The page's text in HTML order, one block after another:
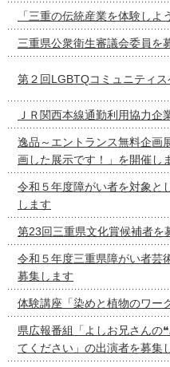
「三重の伝統産業を体験し
三重県公衆衛生審議会委員を
第２回LGBTQコミュニティ
ＪＲ関西本線通勤利用協力
逸品～エントランス無料企
画した展示です！」を開催し
令和５年度障がい者を対象と
します
第23回三重県文化賞候補者を
令和５年度三重県障がい者芸
募集します
体験講座「染めと植物のワー
県広報番組「よしお兄さんの
てください」の出演者を募集